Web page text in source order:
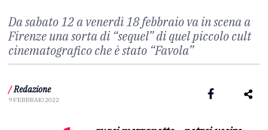
Da sabato 12 a venerdì 18 febbraio va in scena a
Firenze una sorta di “sequel” di quel piccolo cult
cinematografico che è stato “Favola”
/ Redazione
9 FEBBRAIO 2022